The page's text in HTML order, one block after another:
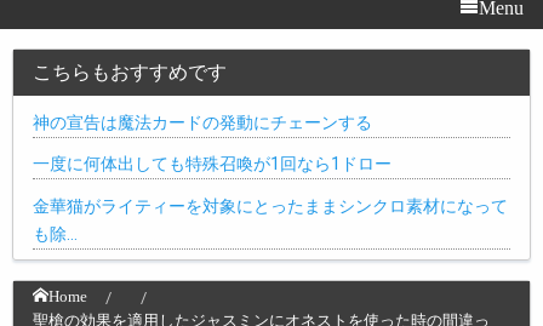
Menu
こちらもおすすめです
神の宣告は魔法カードの発動にチェーンする
一度に何体出しても特殊召喚が1回なら1ドロー
金華猫がライティーを対象にとったままシンクロ素材になって
も除…
Home
聖槍の効果を適用したジャスミンにオネストを使った時の間違っ